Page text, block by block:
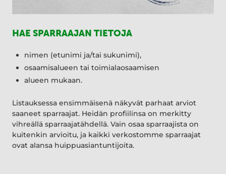
HAE SPARRAAJAN TIETOJA
nimen (etunimi ja/tai sukunimi),
osaamisalueen tai toimialaosaamisen
alueen mukaan.
Listauksessa ensimmäisenä näkyvät parhaat arviot
saaneet sparraajat. Heidän profiilinsa on merkitty
vihreällä sparraajatähdellä. Vain osaa sparraajista on
kuitenkin arvioitu, ja kaikki verkostomme sparraajat
ovat alansa huippuasiantuntijoita.